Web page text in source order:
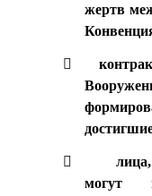
жертв


могут